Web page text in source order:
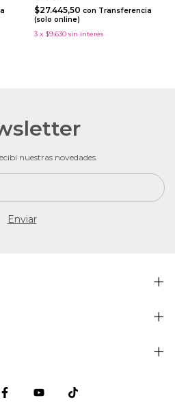
$27.445,50 con Transferencia
(solo online)
3 x $9.630 sin interés
nuestras novedades.